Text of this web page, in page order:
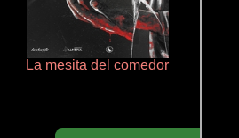
La mesita del comedor